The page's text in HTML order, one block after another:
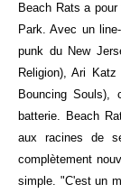
Beach Rats a
Park. Avec un
punk du New
Religion), Ari
Bouncing Souls),
batterie. Beach
aux racines de
complètement
simple. "C'est un